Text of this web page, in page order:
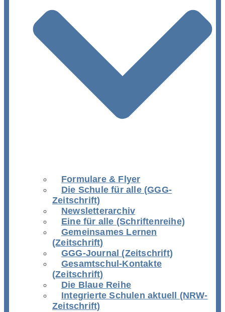
Formulare & Flyer
Die Schule für alle (GGG-
Zeitschrift)
Newsletterarchiv
Eine für alle (Schriftenreihe)
Gemeinsames Lernen
(Zeitschrift)
GGG-Journal (Zeitschrift)
Gesamtschul-Kontakte
(Zeitschrift)
Die Blaue Reihe
Integrierte Schulen aktuell (NRW-
Zeitschrift)